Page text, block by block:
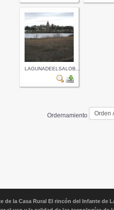
LAGUNADEELSALOB...
Ordernamiento
de la Casa Rural El rincón del Infante